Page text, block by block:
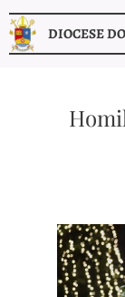
DIOCESE